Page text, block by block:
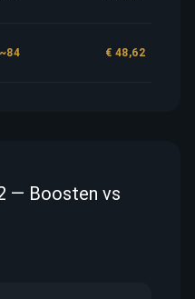
~84 € 48,62
— Boosten vs